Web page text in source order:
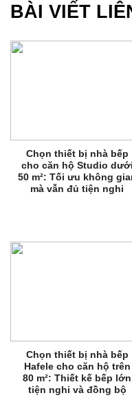
BÀI VIẾT
Chọn thiết bị nhà bếp
cho căn hộ Studio dưới
50 m²: Tối ưu không
mà vẫn đủ tiện nghi
Chọn thiết bị nhà bếp
Hafele cho căn hộ trên
80 m²: Thiết kế bếp lớn
tiện nghi và đồng bộ